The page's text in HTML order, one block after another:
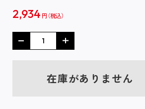
2,934 円
在庫がありません